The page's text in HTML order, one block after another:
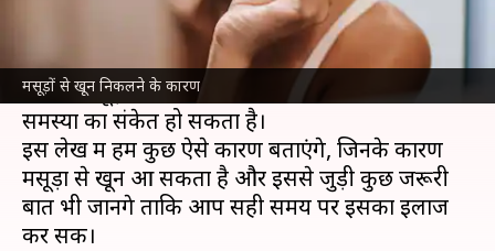
मसूड़ों से खून निकलने के कारण
मसूड़ों से खून आना एक आम समस्या है, जिसे अक्सर
लोग हल्के में लेते हैं, लेकिन यह संकेत भी हो सकता है कि
आपके मसूड़े कमजोर हो रहे हैं या फिर किसी गंभीर
समस्या का संकेत हो सकता है।
इस लेख में हम कुछ ऐसे कारण बताएंगे, जिनके कारण
मसूड़ों से खून आ सकता है और इससे जुड़ी कुछ जरूरी
बातें भी जानेंगे ताकि आप सही समय पर इसका इलाज